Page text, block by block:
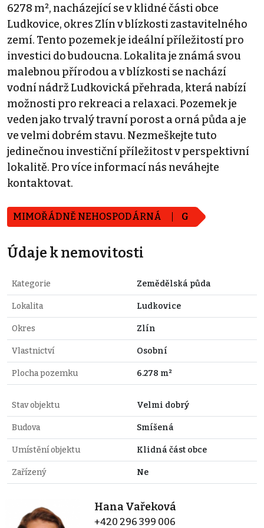
6278 m², nacházející se v klidné části obce
Ludkovice, okres Zlín v blízkosti zastavitelného
zemí. Tento pozemek je ideální příležitostí pro
investici do budoucna. Lokalita je známá svou
malebnou přírodou a v blízkosti se nachází
vodní nádrž Ludkovická přehrada, která nabízí
možnosti pro rekreaci a relaxaci. Pozemek je
veden jako trvalý travní porost a orná půda a je
ve velmi dobrém stavu. Nezmeškejte tuto
jedinečnou investiční příležitost v perspektivní
lokalitě. Pro více informací nás neváhejte
kontaktovat.
MIMOŘÁDNĚ NEHOSPODÁRNÁ G
Údaje k nemovitosti
Kategorie Zemědělská půda
Lokalita Ludkovice
Okres Zlín
Vlastnictví Osobní
Plocha pozemku 6.278 m²
Stav objektu Velmi dobrý
Budova Smíšená
Umístění objektu Klidná část obce
Zařízený Ne
Hana Vařeková
+420 296 399 006